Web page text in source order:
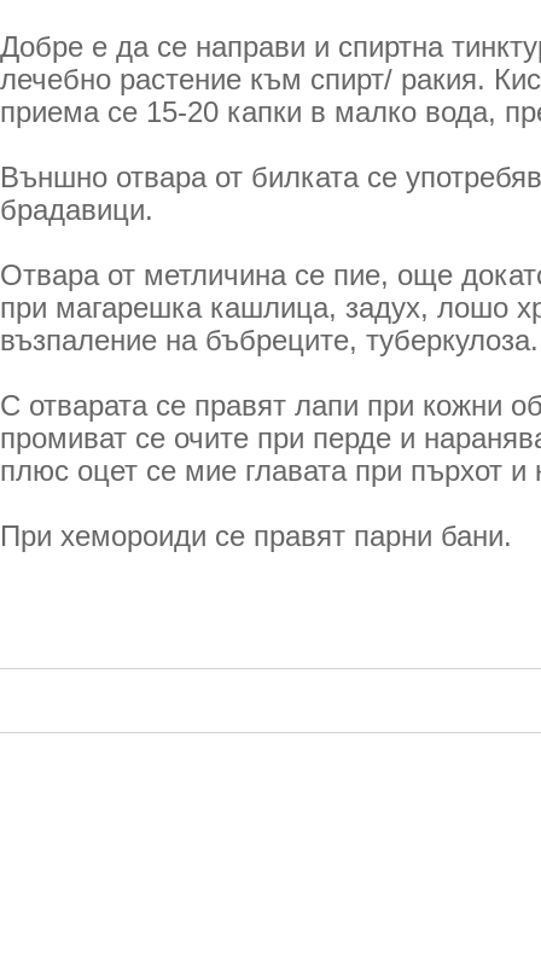
Добре е да се направи и спиртна
лечебно растение към спирт/ ракия.
приема се 15-20 капки в малко вода,
Външно отвара от билката се
брадавици.
Отвара от метличина се пие, още
при магарешка кашлица, задух, лошо
възпаление на бъбреците, туберкулоза.
С отварата се правят лапи при кожни
промиват се очите при перде и
плюс оцет се мие главата при пърхот и
При хемороиди се правят парни бани.